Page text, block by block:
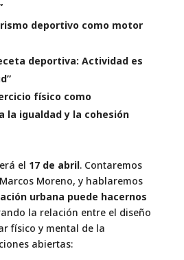
deportivo como motor
deportiva: Actividad es
físico como
la igualdad y la cohesión
el 17 de abril. Contaremos
Moreno, y hablaremos
urbana puede hacernos
la relación entre el diseño
físico y mental de la
abiertas: